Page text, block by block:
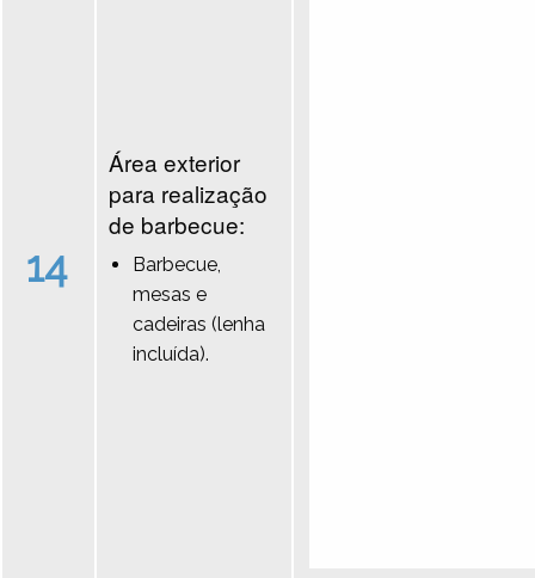
14
Área exterior
para realização
de barbecue:
Barbecue,
mesas e
cadeiras (lenha
incluída).